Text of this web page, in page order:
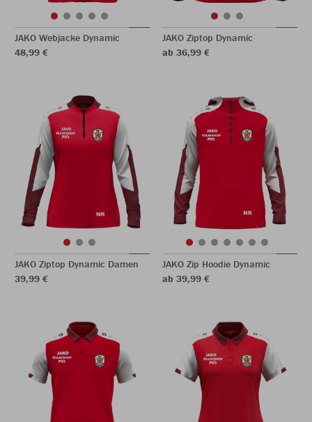
JAKO Webjacke Dynamic
48,99 €
JAKO Ziptop Dynamic
ab 36,99 €
JAKO Ziptop Dynamic Damen
39,99 €
JAKO Zip Hoodie Dynamic
ab 39,99 €